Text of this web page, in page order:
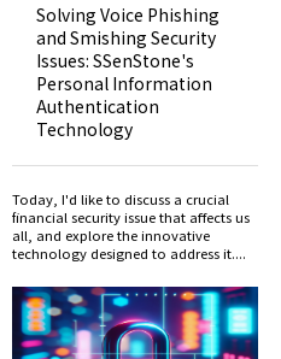
Solving Voice Phishing
and Smishing Security
Issues: SSenStone's
Personal Information
Authentication
Technology
Today, I'd like to discuss a crucial
financial security issue that affects us
all, and explore the innovative
technology designed to address it....